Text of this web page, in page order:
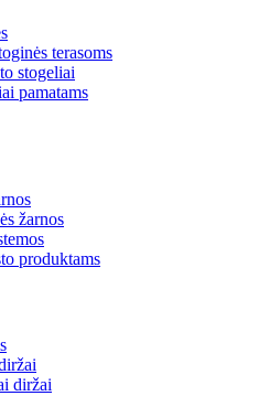
terasoms
stogeliai
pamatams
žarnos
produktams
diržai